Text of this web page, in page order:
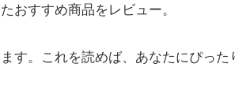
おすすめ商品をレビュー。
す。これを読めば、あなたにぴった